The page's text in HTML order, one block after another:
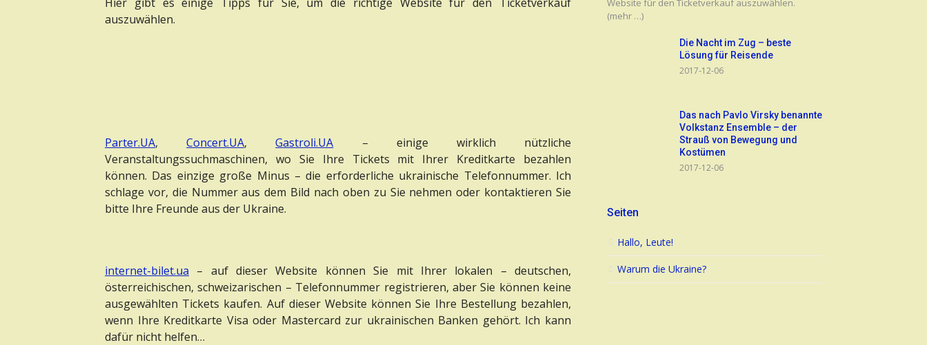
auszuwählen.
Parter.UA,Concert.UA,Gastroli.UA – einige wirklich nützliche
Veranstaltungssuchmaschinen, wo Sie Ihre Tickets mit Ihrer Kreditkarte bezahlen
können. Das einzige große Minus – die erforderliche ukrainische Telefonnummer. Ich
schlage vor, die Nummer aus dem Bild nach oben zu Sie nehmen oder kontaktieren Sie
bitte Ihre Freunde aus der Ukraine.
internet-bilet.ua – auf dieser Website können Sie mit Ihrer lokalen – deutschen,
österreichischen, schweizarischen – Telefonnummer registrieren, aber Sie können keine
ausgewählten Tickets kaufen. Auf dieser Website können Sie Ihre Bestellung bezahlen,
wenn Ihre Kreditkarte Visa oder Mastercard zur ukrainischen Banken gehört. Ich kann
dafür nicht helfen…
Website für den Ticketverkauf auszuwählen.
(mehr …)
Die Nacht im Zug – beste
Lösung für Reisende
2017-12-06
Das nach Pavlo Virsky benannte
Volkstanz Ensemble – der
Strauß von Bewegung und
Kostümen
2017-12-06
Seiten
Hallo, Leute!
Warum die Ukraine?